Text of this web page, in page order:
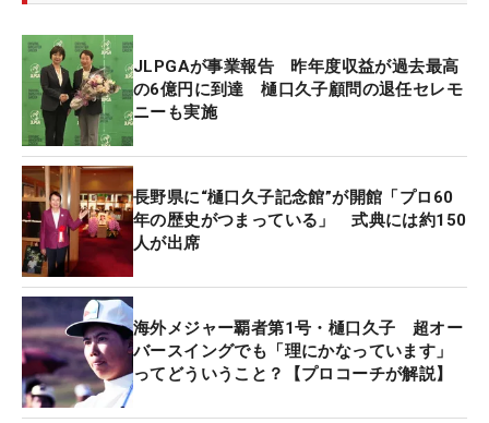
JLPGAが事業報告 昨年度収益が過去最高
の6億円に到達 樋口久子顧問の退任セレモ
ニーも実施
長野県に“樋口久子記念館”が開館「プロ60
年の歴史がつまっている」 式典には約150
人が出席
海外メジャー覇者第1号・樋口久子 超オー
バースイングでも「理にかなっています」
ってどういうこと？【プロコーチが解説】